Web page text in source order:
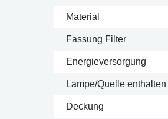
Material
Fassung Filter
Energieversorgung
Lampe/Quelle enthalten
Deckung